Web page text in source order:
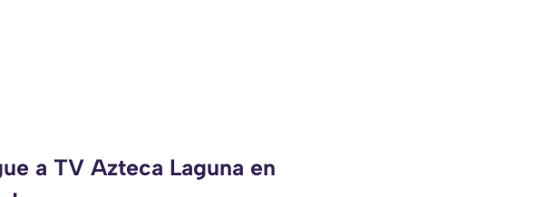
a TV Azteca Laguna en